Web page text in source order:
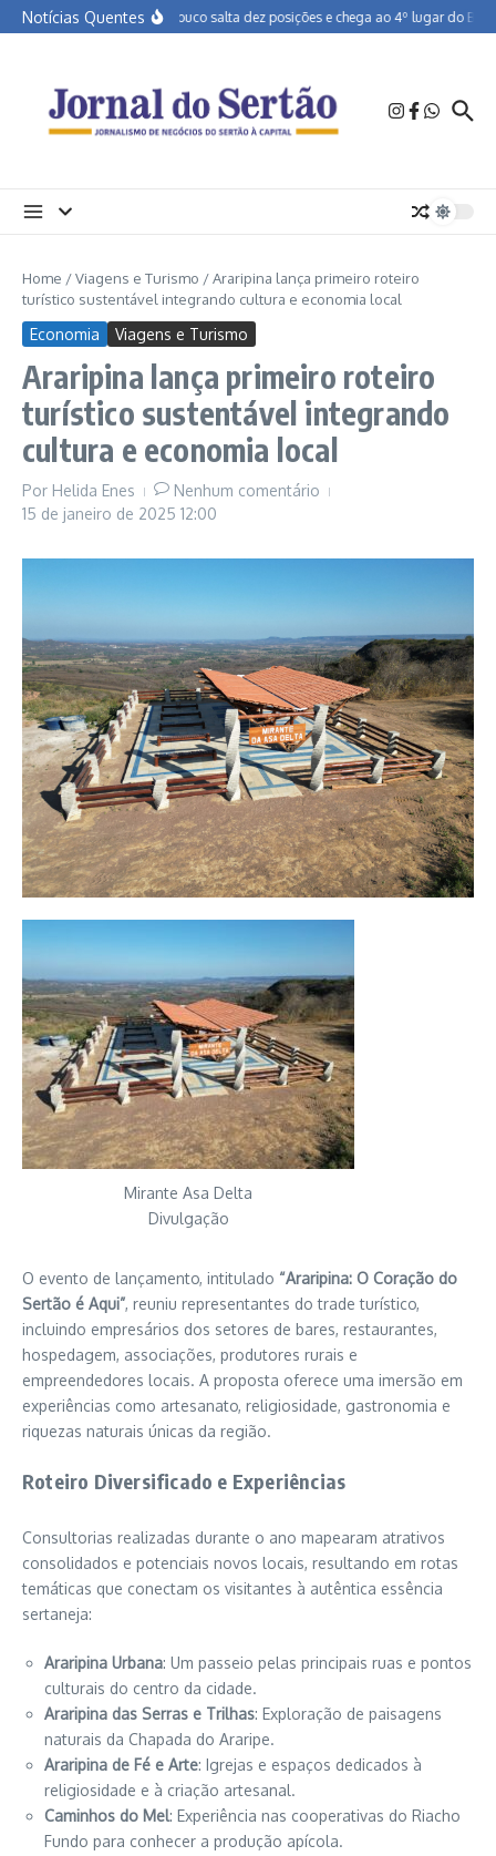
Ir para o conteúdo
Notícias QuentesPernambuco salta dez posições e chega ao 4º lugar do
Home /Viagens e Turismo /Araripina lança primeiro roteiro
turístico sustentável integrando cultura e economia local
Economia Viagens e Turismo
Araripina lança primeiro roteiro
turístico sustentável integrando
cultura e economia local
Por Helida Enes
Nenhum comentário
15 de janeiro de 2025 12:00
Mirante Asa Delta
Divulgação
O evento de lançamento, intitulado “Araripina: O Coração do
Sertão é Aqui”, reuniu representantes do trade turístico,
incluindo empresários dos setores de bares, restaurantes,
hospedagem, associações, produtores rurais e
empreendedores locais. A proposta oferece uma imersão em
experiências como artesanato, religiosidade, gastronomia e
riquezas naturais únicas da região.
Roteiro Diversificado e Experiências
Consultorias realizadas durante o ano mapearam atrativos
consolidados e potenciais novos locais, resultando em rotas
temáticas que conectam os visitantes à autêntica essência
sertaneja:
Araripina Urbana: Um passeio pelas principais ruas e pontos
culturais do centro da cidade.
Araripina das Serras e Trilhas: Exploração de paisagens
naturais da Chapada do Araripe.
Araripina de Fé e Arte: Igrejas e espaços dedicados à
religiosidade e à criação artesanal.
Caminhos do Mel: Experiência nas cooperativas do Riacho
Fundo para conhecer a produção apícola.